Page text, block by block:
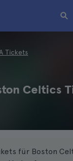
Tickets
Celtics
für Boston